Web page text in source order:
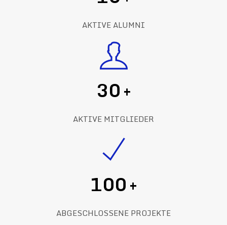
AKTIVE ALUMNI
30+
AKTIVE MITGLIEDER
100+
ABGESCHLOSSENE PROJEKTE